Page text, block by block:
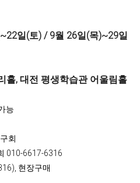
일(토) / 9월 26일(목)~29일
홀, 대전 평생학습관 어울림홀
능
회
010-6617-6316
현장구매